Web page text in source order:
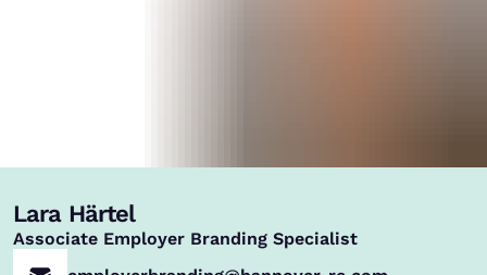
Lara Härtel
,
Associate Employer Branding Specialist